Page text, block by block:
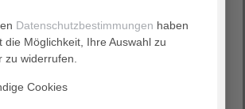
Datenschutzbestimmungen haben
die Möglichkeit, Ihre Auswahl zu
zu widerrufen.
Cookies